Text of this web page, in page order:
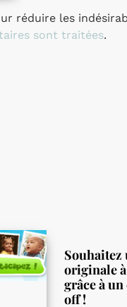
réduire les
sont traitées.
Souhaitez
originale
grâce à
off !